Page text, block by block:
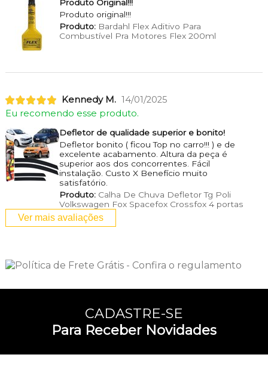
Produto Original!!!
Produto original!!!
Produto:Bardahl Flex Aditivo Para
Combustível Pra Motores Flex 200ml
Kennedy M. 14/01/2025
Eu recomendo esse produto.
Defletor de qualidade superior e bonito!
Defletor bonito ( ficou Top no carro!!! ) e de
excelente acabamento. Altura da peça é
superior aos dos concorrentes. Fácil
instalação. Custo X Benefício muito
satisfatório.
Produto:Calha De Chuva Defletor Tg Poli
Volkswagen Fox Spacefox Crossfox 4 portas
Ver mais avaliações
CADASTRE-SE
Para Receber Novidades